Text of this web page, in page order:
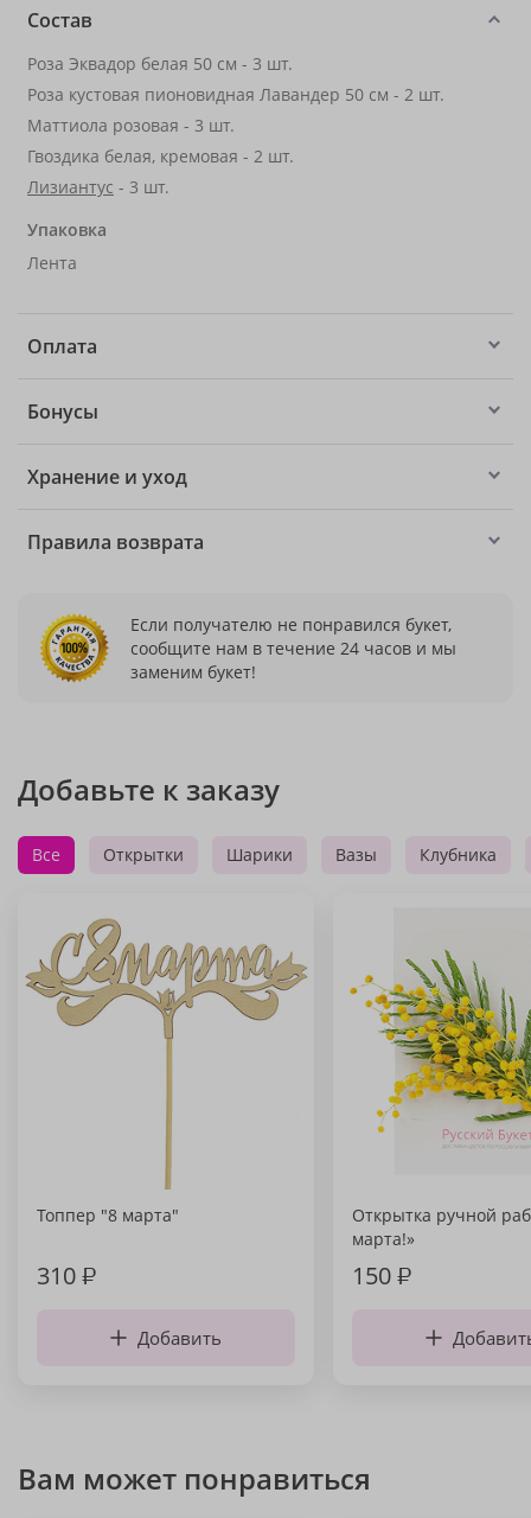
Состав
Роза Эквадор белая 50 см - 3 шт.
Роза кустовая пионовидная Лавандер 50 см - 2 шт.
Маттиола розовая - 3 шт.
Гвоздика белая, кремовая - 2 шт.
Лизиантус - 3 шт.
Упаковка
Лента
Оплата
Бонусы
Хранение и уход
Правила возврата
Если получателю не понравился букет,
сообщите нам в течение 24 часов и мы
заменим букет!
Добавьте к заказу
Все Открытки Шарики Вазы Клубника
Топпер "8 марта"
310₽
Добавить
Открытка ручной
марта!»
150₽
Вам может понравиться